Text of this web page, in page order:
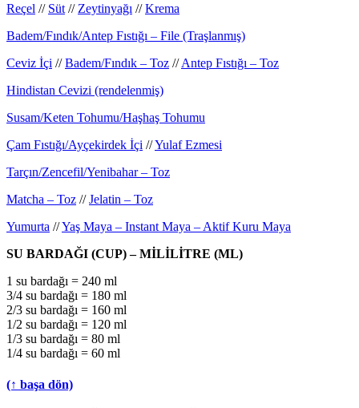
Reçel // Süt // Zeytinyağı //Krema
Badem/Fındık/Antep Fıstığı – File (Traşlanmış)
Ceviz İçi //Badem/Fındık – Toz //Antep Fıstığı – Toz
Hindistan Cevizi (rendelenmiş)
Susam/Keten Tohumu/Haşhaş Tohumu
Çam Fıstığı/Ayçekirdek İçi //Yulaf Ezmesi
Tarçın/Zencefil/Yenibahar – Toz
Matcha – Toz //Jelatin – Toz
Yumurta //Yaş Maya – Instant Maya – Aktif Kuru Maya
SU BARDAĞI (CUP) – MİLİLİTRE (ML)
1 su bardağı = 240 ml
3/4 su bardağı = 180 ml
2/3 su bardağı = 160 ml
1/2 su bardağı = 120 ml
1/3 su bardağı = 80 ml
1/4 su bardağı = 60 ml
(↑ başa dön)